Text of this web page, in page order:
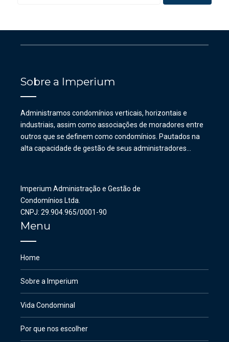
Sobre a Imperium
Administramos condomínios verticais, horizontais e
industriais, assim como associações de moradores entre
outros que se definem como condomínios. Pautados na
alta capacidade de gestão de seus administradores…
Imperium Administração e Gestão de
Condomínios Ltda.
CNPJ: 29.904.965/0001-90
Menu
Home
Sobre a Imperium
Vida Condominal
Por que nos escolher